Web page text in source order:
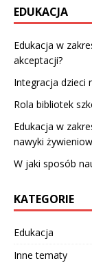
EDUKACJA
Edukacja w
akceptacji?
Integracja dzieci
Rola bibliotek
Edukacja w
nawyki
W jaki sposób
KATEGORIE
Edukacja
Inne tematy